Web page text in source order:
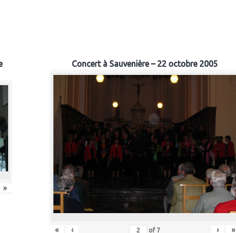
»
Concert à Sauvenière – 22 octobre 2005
« ‹ of 7 › »